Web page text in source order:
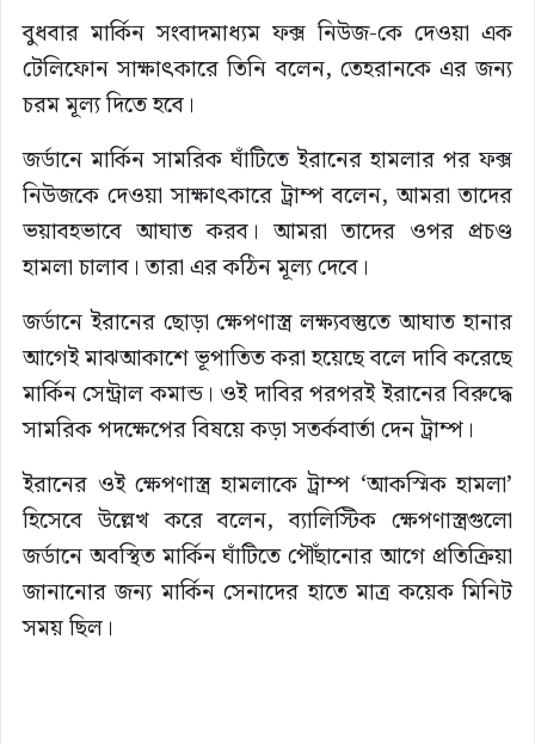
বুধবার মার্কিন সংবাদমাধ্যম ফক্স নিউজ-কে দেওয়া এক
টেলিফোন সাক্ষাৎকারে তিনি বলেন, তেহরানকে এর জন্য
চরম মূল্য দিতে হবে।
জর্ডানে মার্কিন সামরিক ঘাঁটিতে ইরানের হামলার পর ফক্স
নিউজকে দেওয়া সাক্ষাৎকারে ট্রাম্প বলেন, আমরা তাদের
ভয়াবহভাবে আঘাত করব। আমরা তাদের ওপর প্রচণ্ড
হামলা চালাব। তারা এর কঠিন মূল্য দেবে।
জর্ডানে ইরানের ছোড়া ক্ষেপণাস্ত্র লক্ষ্যবস্তুতে আঘাত হানার
আগেই মাঝআকাশে ভূপাতিত করা হয়েছে বলে দাবি করেছে
মার্কিন সেন্ট্রাল কমান্ড। ওই দাবির পরপরই ইরানের বিরুদ্ধে
সামরিক পদক্ষেপের বিষয়ে কড়া সতর্কবার্তা দেন ট্রাম্প।
ইরানের ওই ক্ষেপণাস্ত্র হামলাকে ট্রাম্প ‘আকস্মিক হামলা’
হিসেবে উল্লেখ করে বলেন, ব্যালিস্টিক ক্ষেপণাস্ত্রগুলো
জর্ডানে অবস্থিত মার্কিন ঘাঁটিতে পৌঁছানোর আগে প্রতিক্রিয়া
জানানোর জন্য মার্কিন সেনাদের হাতে মাত্র কয়েক মিনিট
সময় ছিল।